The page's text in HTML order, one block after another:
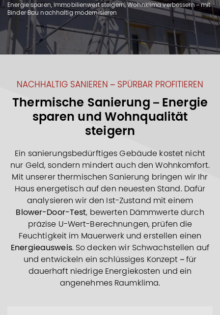
Energie sparen, Immobilienwert steigern, Wohnklima verbessern – mit
Binder Bau nachhaltig modernisieren
NACHHALTIG SANIEREN – SPÜRBAR PROFITIEREN
Thermische Sanierung – Energie
sparen und Wohnqualität
steigern
Ein sanierungsbedürftiges Gebäude kostet nicht
nur Geld, sondern mindert auch den Wohnkomfort.
Mit unserer thermischen Sanierung bringen wir Ihr
Haus energetisch auf den neuesten Stand. Dafür
analysieren wir den Ist-Zustand mit einem
Blower-Door-Test, bewerten Dämmwerte durch
präzise U-Wert-Berechnungen, prüfen die
Feuchtigkeit im Mauerwerk und erstellen einen
Energieausweis. So decken wir Schwachstellen auf
und entwickeln ein schlüssiges Konzept – für
dauerhaft niedrige Energiekosten und ein
angenehmes Raumklima.